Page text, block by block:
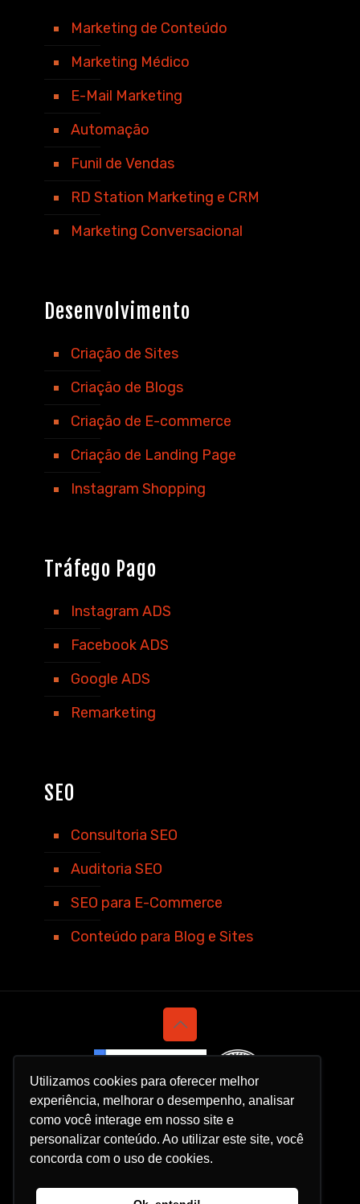
Utilizamos cookies para oferecer melhor
experiência, melhorar o desempenho, analisar
como você interage em nosso site e
personalizar conteúdo. Ao utilizar este site, você
concorda com o uso de cookies.
Marketing de Conteúdo
Marketing Médico
E-Mail Marketing
Automação
Funil de Vendas
RD Station Marketing e CRM
Marketing Conversacional
Desenvolvimento
Criação de Sites
Criação de Blogs
Criação de E-commerce
Criação de Landing Page
Instagram Shopping
Tráfego Pago
Instagram ADS
Facebook ADS
Google ADS
Remarketing
SEO
Consultoria SEO
Auditoria SEO
SEO para E-Commerce
Conteúdo para Blog e Sites
Política de Privacidade